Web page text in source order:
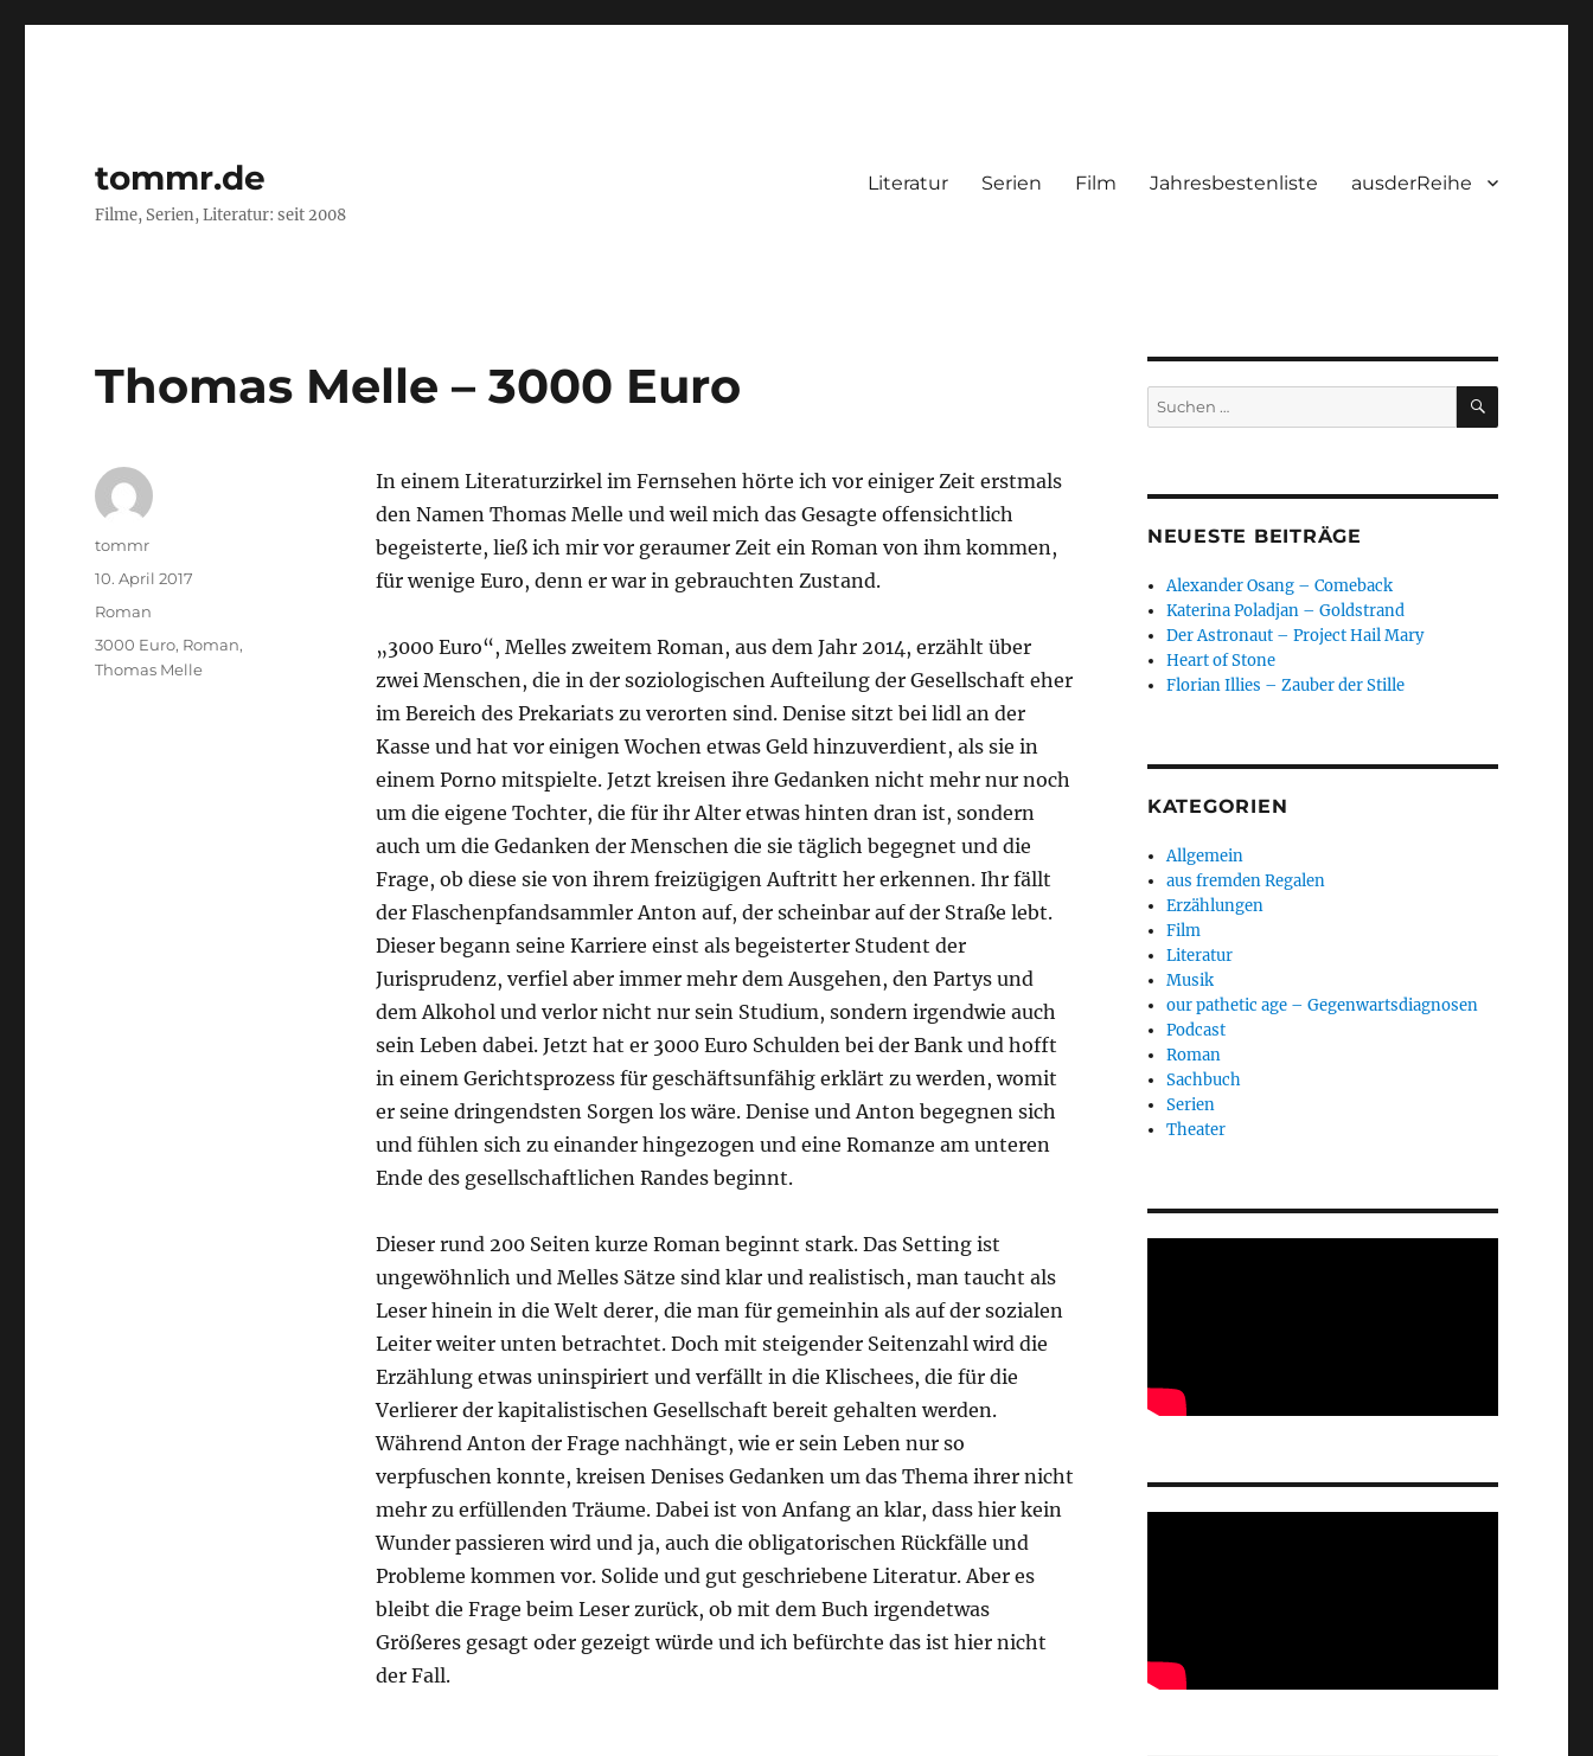
tommr.de
Filme, Serien, Literatur: seit 2008
Literatur Serien Film Jahresbestenliste ausderReihe
Thomas Melle – 3000 Euro
In einem Literaturzirkel im Fernsehen hörte ich vor einiger Zeit erstmals
den Namen Thomas Melle und weil mich das Gesagte offensichtlich
begeisterte, ließ ich mir vor geraumer Zeit ein Roman von ihm kommen,
für wenige Euro, denn er war in gebrauchten Zustand.
„3000 Euro“, Melles zweitem Roman, aus dem Jahr 2014, erzählt über
zwei Menschen, die in der soziologischen Aufteilung der Gesellschaft eher
im Bereich des Prekariats zu verorten sind. Denise sitzt bei lidl an der
Kasse und hat vor einigen Wochen etwas Geld hinzuverdient, als sie in
einem Porno mitspielte. Jetzt kreisen ihre Gedanken nicht mehr nur noch
um die eigene Tochter, die für ihr Alter etwas hinten dran ist, sondern
auch um die Gedanken der Menschen die sie täglich begegnet und die
Frage, ob diese sie von ihrem freizügigen Auftritt her erkennen. Ihr fällt
der Flaschenpfandsammler Anton auf, der scheinbar auf der Straße lebt.
Dieser begann seine Karriere einst als begeisterter Student der
Jurisprudenz, verfiel aber immer mehr dem Ausgehen, den Partys und
dem Alkohol und verlor nicht nur sein Studium, sondern irgendwie auch
sein Leben dabei. Jetzt hat er 3000 Euro Schulden bei der Bank und hofft
in einem Gerichtsprozess für geschäftsunfähig erklärt zu werden, womit
er seine dringendsten Sorgen los wäre. Denise und Anton begegnen sich
und fühlen sich zu einander hingezogen und eine Romanze am unteren
Ende des gesellschaftlichen Randes beginnt.
Dieser rund 200 Seiten kurze Roman beginnt stark. Das Setting ist
ungewöhnlich und Melles Sätze sind klar und realistisch, man taucht als
Leser hinein in die Welt derer, die man für gemeinhin als auf der sozialen
Leiter weiter unten betrachtet. Doch mit steigender Seitenzahl wird die
Erzählung etwas uninspiriert und verfällt in die Klischees, die für die
Verlierer der kapitalistischen Gesellschaft bereit gehalten werden.
Während Anton der Frage nachhängt, wie er sein Leben nur so
verpfuschen konnte, kreisen Denises Gedanken um das Thema ihrer nicht
mehr zu erfüllenden Träume. Dabei ist von Anfang an klar, dass hier kein
Wunder passieren wird und ja, auch die obligatorischen Rückfälle und
Probleme kommen vor. Solide und gut geschriebene Literatur. Aber es
bleibt die Frage beim Leser zurück, ob mit dem Buch irgendetwas
Größeres gesagt oder gezeigt würde und ich befürchte das ist hier nicht
der Fall.
Autor
tommr
Veröffentlicht
10. April 2017
Kategorien
Roman
Schlagwörter
3000 Euro, Roman,
Thomas Melle
Suchen
nach:
SUCHEN
NEUESTE BEITRÄGE
Alexander Osang – Comeback
Katerina Poladjan – Goldstrand
Der Astronaut – Project Hail Mary
Heart of Stone
Florian Illies – Zauber der Stille
KATEGORIEN
Allgemein
aus fremden Regalen
Erzählungen
Film
Literatur
Musik
our pathetic age – Gegenwartsdiagnosen
Podcast
Roman
Sachbuch
Serien
Theater